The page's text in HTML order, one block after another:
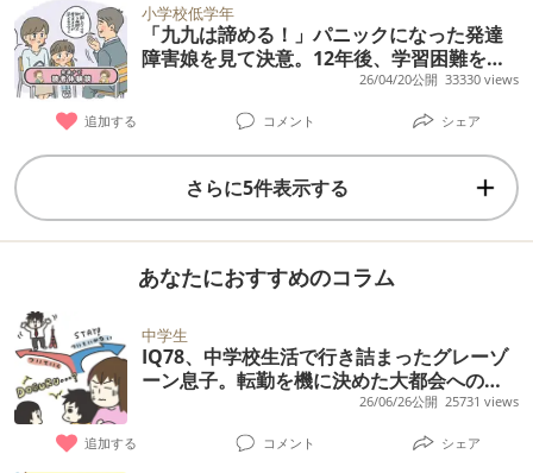
小学校低学年
「九九は諦める！」パニックになった発達
障害娘を見て決意。12年後、学習困難を乗
り越え塾講師になるまで【読者体験談】
26/04/20公開 33330 views
追加する コメント シェア
さらに5件表示する
あなたにおすすめのコラム
中学生
IQ78、中学校生活で行き詰まったグレーゾ
ーン息子。転勤を機に決めた大都会への引
っ越しは、わが子の選択肢を広げるチャン
スに!?【実体験】
26/06/26公開 25731 views
追加する コメント シェア